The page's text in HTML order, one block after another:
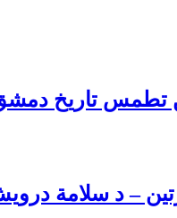
تطمس تاريخ
– د سلامة